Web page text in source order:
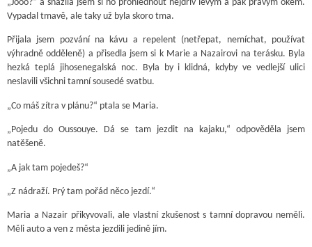
„Jooo?“ a snažila jsem si ho prohlédnout nejdřív levým a pak pravým okem.
Vypadal tmavě, ale taky už byla skoro tma.
Přijala jsem pozvání na kávu a repelent (netřepat, nemíchat, používat
výhradně odděleně) a přisedla jsem si k Marie a Nazairovi na terásku. Byla
hezká teplá jihosenegalská noc. Byla by i klidná, kdyby ve vedlejší ulici
neslavili všichni tamní sousedé svatbu.
„Co máš zítra v plánu?“ ptala se Maria.
„Pojedu do Oussouye. Dá se tam jezdit na kajaku,“ odpověděla jsem
natěšeně.
„A jak tam pojedeš?“
„Z nádraží. Prý tam pořád něco jezdí.“
Maria a Nazair přikyvovali, ale vlastní zkušenost s tamní dopravou neměli.
Měli auto a ven z města jezdili jedině jím.